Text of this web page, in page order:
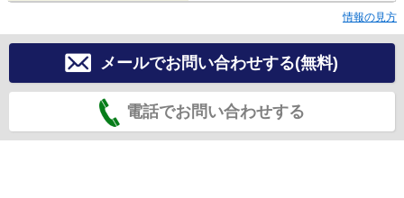
情報の見方
メールでお問い合わせする(無料)
電話でお問い合わせする